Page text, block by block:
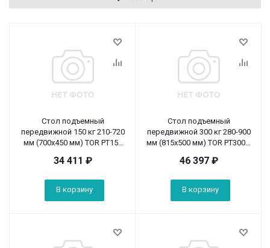
Стол подъемный
передвижной 150 кг 210-720
мм (700х450 мм) TOR PT150
34 411 ₽
В корзину
Стол подъемный
передвижной 300 кг 280-900
мм (815х500 мм) TOR PT300A
46 397₽
В корзину